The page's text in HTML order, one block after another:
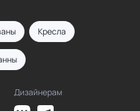
Кресла
Дизайнерам